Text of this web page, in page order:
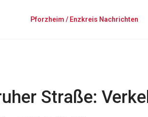
Pforzheim / Enzkreis Nachrichten
Straße: